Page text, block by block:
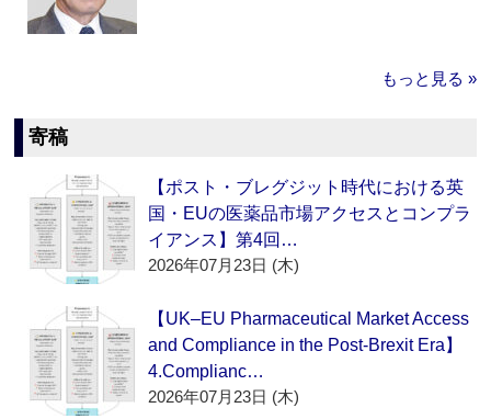
もっと見る »
寄稿
【ポスト・ブレグジット時代における英
国・EUの医薬品市場アクセスとコンプラ
イアンス】第4回…
2026年07月23日 (木)
【UK–EU Pharmaceutical Market Access
and Compliance in the Post-Brexit Era】
4.Complianc…
2026年07月23日 (木)